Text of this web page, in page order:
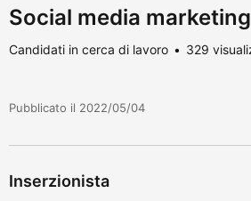
Social media marketing
Candidati in cerca di lavoro 329
Pubblicato il 2022/05/04
Inserzionista